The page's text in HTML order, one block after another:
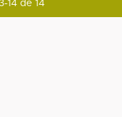
14 de 14